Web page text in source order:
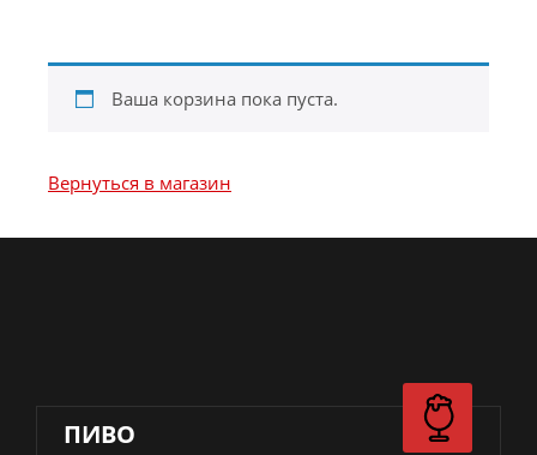
Ваша корзина пока пуста.
Вернуться в магазин
ПИВО